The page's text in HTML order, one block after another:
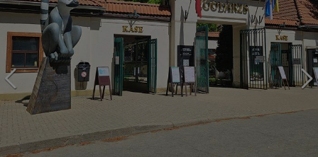
Iepatikās šis piedāvājums?
Līdz brīnišķīgai atpūtai atlikuši tikai daži soļi
PĒRKU